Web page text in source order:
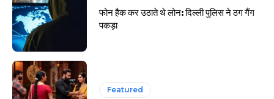
फोन हैक कर उठाते थे लोन: दिल्ली पुलिस ने ठग गैंग
पकड़ा
Featured